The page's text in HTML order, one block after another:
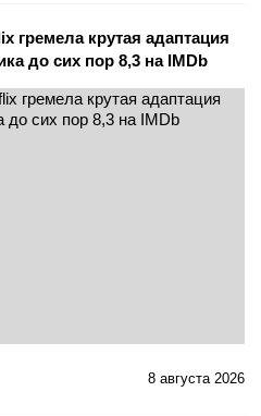
гремела крутая адаптация
до сих пор 8,3 на IMDb
8 августа 2026